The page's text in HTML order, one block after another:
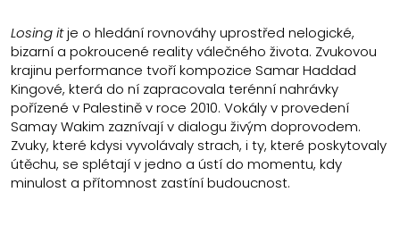
Losing itje o hledání rovnováhy uprostřed nelogické,
bizarní a pokroucené reality válečného života. Zvukovou
krajinu performance tvoří kompozice Samar Haddad
Kingové, která do ní zapracovala terénní nahrávky
pořízené v Palestině v roce 2010. Vokály v provedení
Samay Wakim zaznívají v dialogu živým doprovodem.
Zvuky, které kdysi vyvolávaly strach, i ty, které poskytovaly
útěchu, se splétají v jedno a ústí do momentu, kdy
minulost a přítomnost zastíní budoucnost.